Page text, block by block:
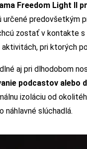
Freedom Light II
určené predovšetkým
zostať v kontakte
aktivitách, pri ktorých
aj pri dlhodobom
podcastov alebo
izoláciu od
náhlavné slúchadlá.